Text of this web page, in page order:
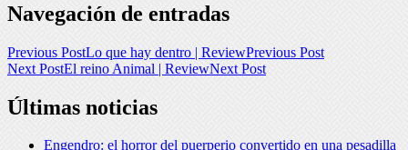
Navegación de entradas
Previous PostLo que hay dentro | ReviewPrevious Post
Next PostEl reino Animal | ReviewNext Post
Últimas noticias
Engendro: el horror del puerperio convertido en una pesadilla